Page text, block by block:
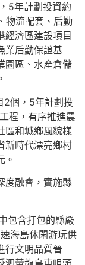
5年計劃投資約
物流配套、后勤
經濟區建設項目
業后勤保證基
園區、水產倉儲
2個，5年計劃投
程，有序推進農
區和城鄉風貌樣
新時代漂亮鄉村
。
度融會，實施縣
包含打包的縣嚴
海島休閑游玩供
行文明品質晉